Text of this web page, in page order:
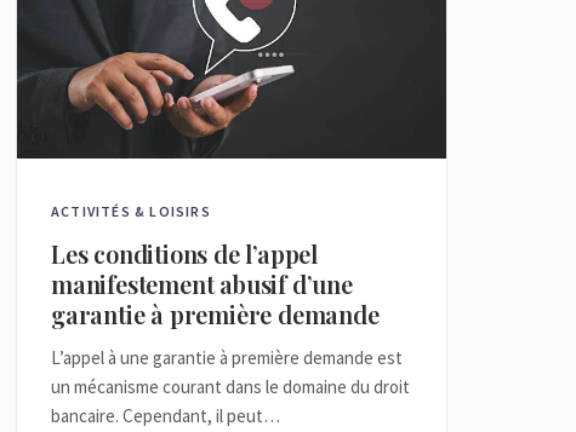
ACTIVITÉS & LOISIRS
Les conditions de l’appel
manifestement abusif d’une
garantie à première demande
L’appel à une garantie à première demande est
un mécanisme courant dans le domaine du droit
bancaire. Cependant, il peut…